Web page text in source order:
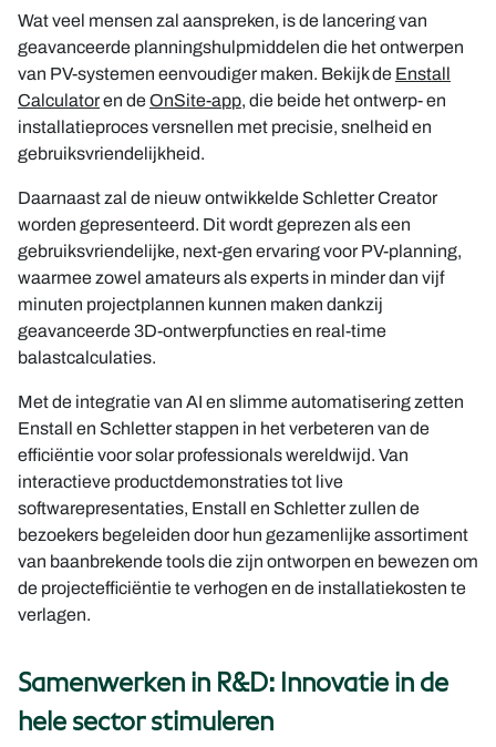
Wat veel mensen zal aanspreken, is de lancering van
geavanceerde planningshulpmiddelen die het ontwerpen
van PV-systemen eenvoudiger maken. Bekijk de Enstall
Calculatoren deOnSite-app, die beide het ontwerp- en
installatieproces versnellen met precisie, snelheid en
gebruiksvriendelijkheid.
Daarnaast zal de nieuw ontwikkelde Schletter Creator
worden gepresenteerd. Dit wordt geprezen als een
gebruiksvriendelijke, next-gen ervaring voor PV-planning,
waarmee zowel amateurs als experts in minder dan vijf
minuten projectplannen kunnen maken dankzij
geavanceerde 3D-ontwerpfuncties en real-time
balastcalculaties.
Met de integratie van AI en slimme automatisering zetten
Enstall en Schletter stappen in het verbeteren van de
efficiëntie voor solar professionals wereldwijd. Van
interactieve productdemonstraties tot live
softwarepresentaties, Enstall en Schletter zullen de
bezoekers begeleiden door hun gezamenlijke assortiment
van baanbrekende tools die zijn ontworpen en bewezen om
de projectefficiëntie te verhogen en de installatiekosten te
verlagen.
Samenwerken in R&D: Innovatie in de
hele sector stimuleren